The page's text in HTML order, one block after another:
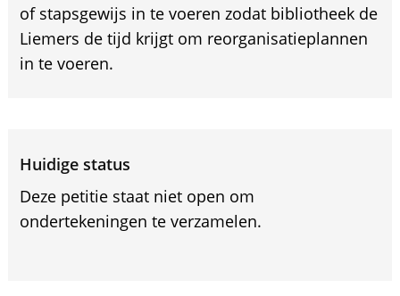
of stapsgewijs in te voeren zodat bibliotheek de
Liemers de tijd krijgt om reorganisatieplannen
in te voeren.
Huidige status
Deze petitie staat niet open om
ondertekeningen te verzamelen.